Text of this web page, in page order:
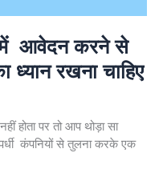
में आवेदन करने से
ध्यान रखना चाहिए
होता पर तो आप थोड़ा सा
कंपनियों से तुलना करके एक